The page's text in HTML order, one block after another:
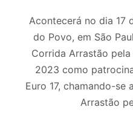
Acontecerá no dia 17
do Povo, em São
Corrida Arrastão
2023 como
Euro 17, chamando-se
Arrastão